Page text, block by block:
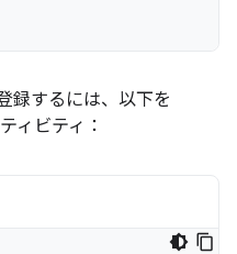
録するには、以下を
ィビティ：